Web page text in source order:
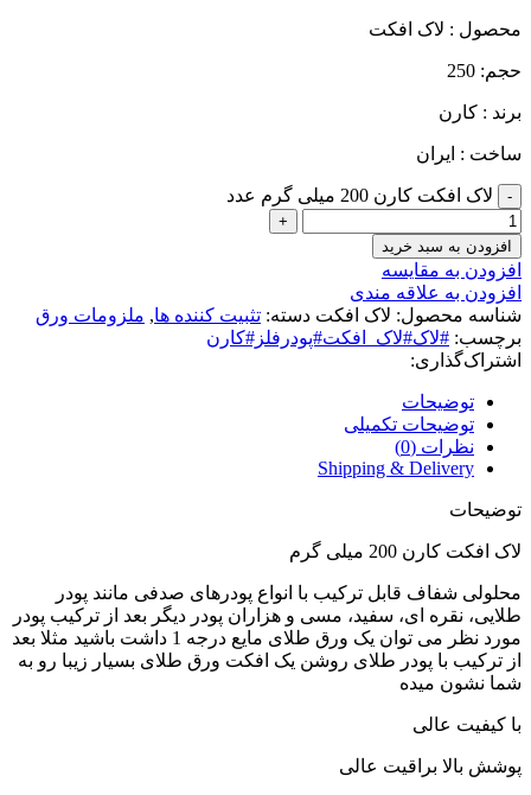
محصول : لاک افکت
حجم: 250
برند : کارن
ساخت : ایران
لاک افکت کارن 200 میلی گرم عدد
افزودن به سبد خرید
افزودن به مقایسه
افزودن به علاقه مندی
شناسه محصول: لاک افکت دسته: تثبیت کننده ها, ملزومات ورق
برچسب: #لاک#لاک_افکت#پودرفلز#کارن
اشتراک‌گذاری:
توضیحات
توضیحات تکمیلی
نظرات (0)
Shipping & Delivery
توضیحات
لاک افکت کارن 200 میلی گرم
محلولی شفاف قابل ترکیب با انواع پودرهای صدفی مانند پودر
طلایی، نقره ای، سفید، مسی و هزاران پودر دیگر بعد از ترکیب پودر
مورد نظر می توان یک ورق طلای مایع درجه 1 داشت باشید مثلا بعد
از ترکیب با پودر طلای روشن یک افکت ورق طلای بسیار زیبا رو به
شما نشون میده
با کیفیت عالی
پوشش بالا براقیت عالی